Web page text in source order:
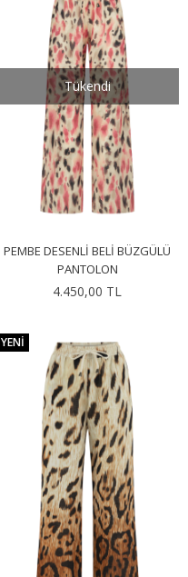
Tükendi
PEMBE DESENLI BELI BÜZGÜLÜ
PANTOLON
4.450,00 TL
YENI